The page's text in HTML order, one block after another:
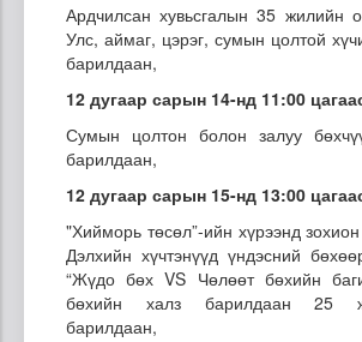
Ардчилсан хувьсгалын 35 жилийн
Улс, аймаг, цэрэг, сумын цолтой
барилдаан,
12 дугаар сарын 14-нд 11:00
Сумын цолтон болон залуу
барилдаан,
12 дугаар сарын 15-нд 13:00
"Хийморь төсөл”-ийн хүрээнд
Дэлхийн хүчтэнүүд үндэсний
“Жүдо бөх VS Чөлөөт бөхийн
бөхийн халз барилдаан 25
барилдаан,